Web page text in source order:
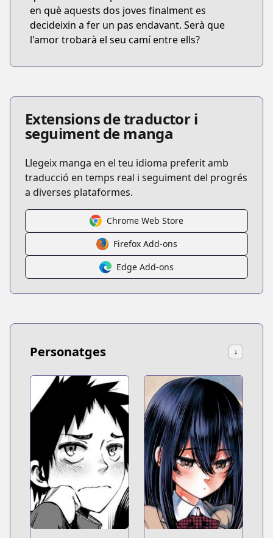
en què aquests dos joves finalment es
decideixin a fer un pas endavant. Serà que
l'amor trobarà el seu camí entre ells?
Extensions de traductor i
seguiment de manga
Llegeix manga en el teu idioma preferit amb
traducció en temps real i seguiment del progrés
a diverses plataformes.
Chrome Web Store
Firefox Add-ons
Edge Add-ons
Personatges ↓